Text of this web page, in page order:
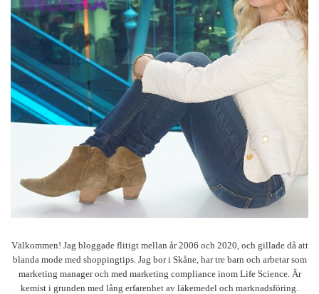
Välkommen! Jag bloggade flitigt mellan år 2006 och 2020, och gillade då att
blanda mode med shoppingtips. Jag bor i Skåne, har tre barn och arbetar som
marketing manager och med marketing compliance inom Life Science. Är
kemist i grunden med lång erfarenhet av läkemedel och marknadsföring.